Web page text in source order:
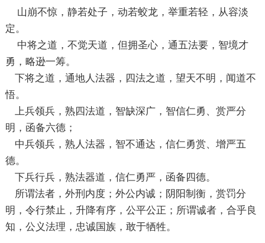
山崩不惊，静若处子，动若蛟龙，举重若轻，从容淡
定。
中将之道，不觉天道，但拥圣心，通五法要，智境才
勇，略逊一筹。
下将之道，通地人法器，四法之道，望天不明，闻道不
悟。
上兵领兵，熟四法道，智缺深广，智信仁勇、赏严分
明，函备六德；
中兵领兵，熟人法器，智不通达，信仁勇赏、增严五
德。
下兵行兵，熟法器道，信仁勇严，函备四德。
所谓法者，外刑内度；外公内诚；阴阳制衡，赏罚分
明，令行禁止，升降有序，公平公正；所谓诚者，合乎良
知，公义法理，忠诚国族，敢于牺牲。